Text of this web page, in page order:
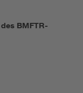
BMFTR-